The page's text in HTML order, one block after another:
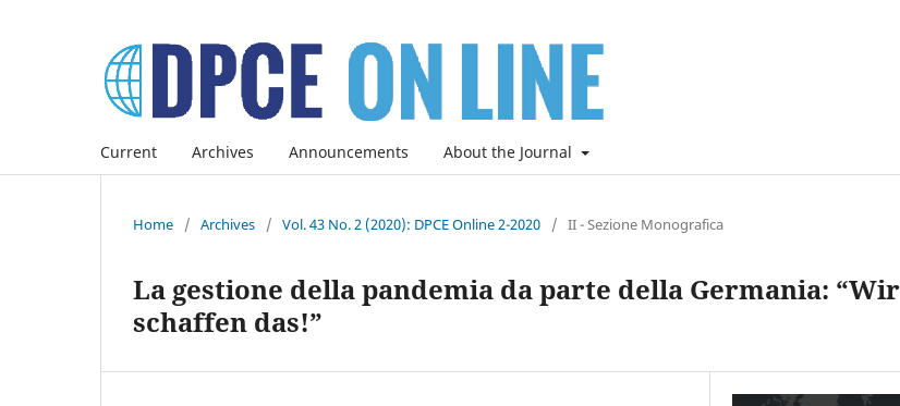
Current Archives Announcements About the Journal
Home / Archives / Vol. 43 No. 2 (2020): DPCE Online 2-2020 / II - Sezione Monografica
La gestione della pandemia da parte della Germania: “Wir
schaffen das!”